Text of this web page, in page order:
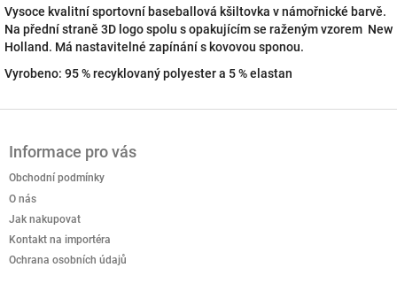
Vysoce kvalitní sportovní baseballová kšiltovka v námořnické barvě.
Na přední straně 3D logo spolu s opakujícím se raženým vzorem New
Holland. Má nastavitelné zapínání s kovovou sponou.
Vyrobeno: 95 % recyklovaný polyester a 5 % elastan
Informace pro vás
Obchodní podmínky
O nás
Jak nakupovat
Kontakt na importéra
Ochrana osobních údajů